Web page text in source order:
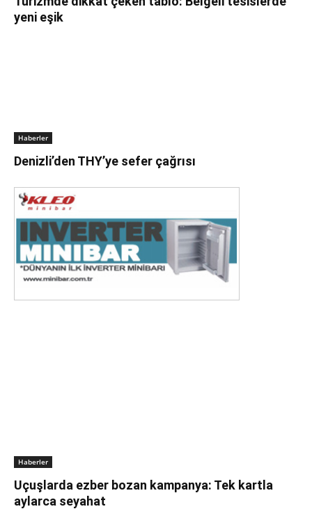
yeni eşik
Haberler
Denizli’den THY’ye sefer çağrısı
Haberler
Uçuşlarda ezber bozan kampanya: Tek kartla
aylarca seyahat